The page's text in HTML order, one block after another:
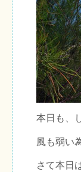
本日も、
風も弱い
さて本日